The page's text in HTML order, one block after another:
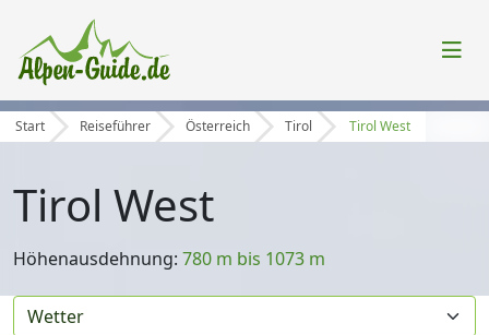
Start Reiseführer Österreich Tirol Tirol West
Tirol West
Höhenausdehnung: 780 m bis 1073 m